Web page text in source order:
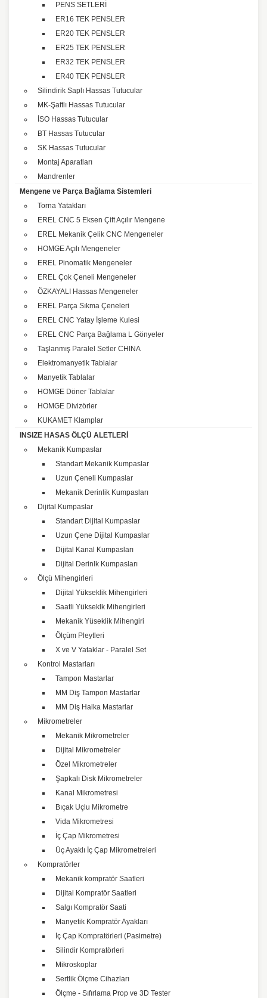
PENS SETLERİ
ER16 TEK PENSLER
ER20 TEK PENSLER
ER25 TEK PENSLER
ER32 TEK PENSLER
ER40 TEK PENSLER
Silindirik Saplı Hassas Tutucular
MK-Şaftlı Hassas Tutucular
İSO Hassas Tutucular
BT Hassas Tutucular
SK Hassas Tutucular
Montaj Aparatları
Mandrenler
Mengene ve Parça Bağlama Sistemleri
Torna Yatakları
EREL CNC 5 Eksen Çift Açılır Mengene
EREL Mekanik Çelik CNC Mengeneler
HOMGE Açılı Mengeneler
EREL Pinomatik Mengeneler
EREL Çok Çeneli Mengeneler
ÖZKAYALI Hassas Mengeneler
EREL Parça Sıkma Çeneleri
EREL CNC Yatay İşleme Kulesi
EREL CNC Parça Bağlama L Gönyeler
Taşlanmış Paralel Setler CHINA
Elektromanyetik Tablalar
Manyetik Tablalar
HOMGE Döner Tablalar
HOMGE Divizörler
KUKAMET Klamplar
INSIZE HASAS ÖLÇÜ ALETLERİ
Mekanik Kumpaslar
Standart Mekanik Kumpaslar
Uzun Çeneli Kumpaslar
Mekanik Derinlik Kumpasları
Dijital Kumpaslar
Standart Dijital Kumpaslar
Uzun Çene Dijital Kumpaslar
Dijital Kanal Kumpasları
Dijital Derinlk Kumpasları
Ölçü Mihengirleri
Dijital Yükseklik Mihengirleri
Saatli Yükseklk Mihengirleri
Mekanik Yüseklik Mihengiri
Ölçüm Pleytleri
X ve V Yataklar - Paralel Set
Kontrol Mastarları
Tampon Mastarlar
MM Diş Tampon Mastarlar
MM Diş Halka Mastarlar
Mikrometreler
Mekanik Mikrometreler
Dijital Mikrometreler
Özel Mikrometreler
Şapkalı Disk Mikrometreler
Kanal Mikrometresi
Bıçak Uçlu Mikrometre
Vida Mikrometresi
İç Çap Mikrometresi
Üç Ayaklı İç Çap Mikrometreleri
Kompratörler
Mekanik kompratör Saatleri
Dijital Kompratör Saatleri
Salgı Kompratör Saati
Manyetik Kompratör Ayakları
İç Çap Kompratörleri (Pasimetre)
Silindir Kompratörleri
Mikroskoplar
Sertlik Ölçme Cihazları
Ölçme - Sıfırlama Prop ve 3D Tester